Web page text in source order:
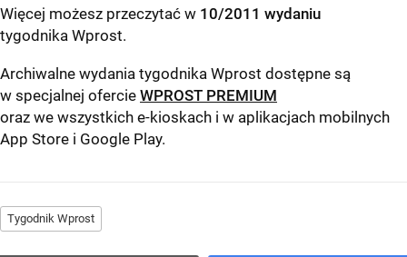
Więcej możesz przeczytać w 10/2011 wydaniu
tygodnika Wprost.
Archiwalne wydania tygodnika Wprost dostępne są
w specjalnej ofercie WPROST PREMIUM
oraz we wszystkich e-kioskach i w aplikacjach mobilnych
App Store i Google Play.
Tygodnik Wprost